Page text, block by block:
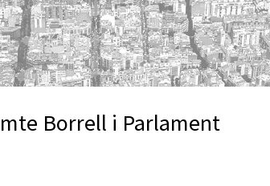
Borrell i Parlament